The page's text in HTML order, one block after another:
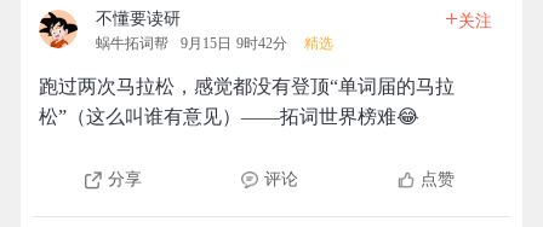
不懂要读研
蜗牛拓词帮 9月15日 9时42分 精选
+关注
跑过两次马拉松，感觉都没有登顶“单词届的马拉
松”（这么叫谁有意见）——拓词世界榜难😂
分享 评论 点赞